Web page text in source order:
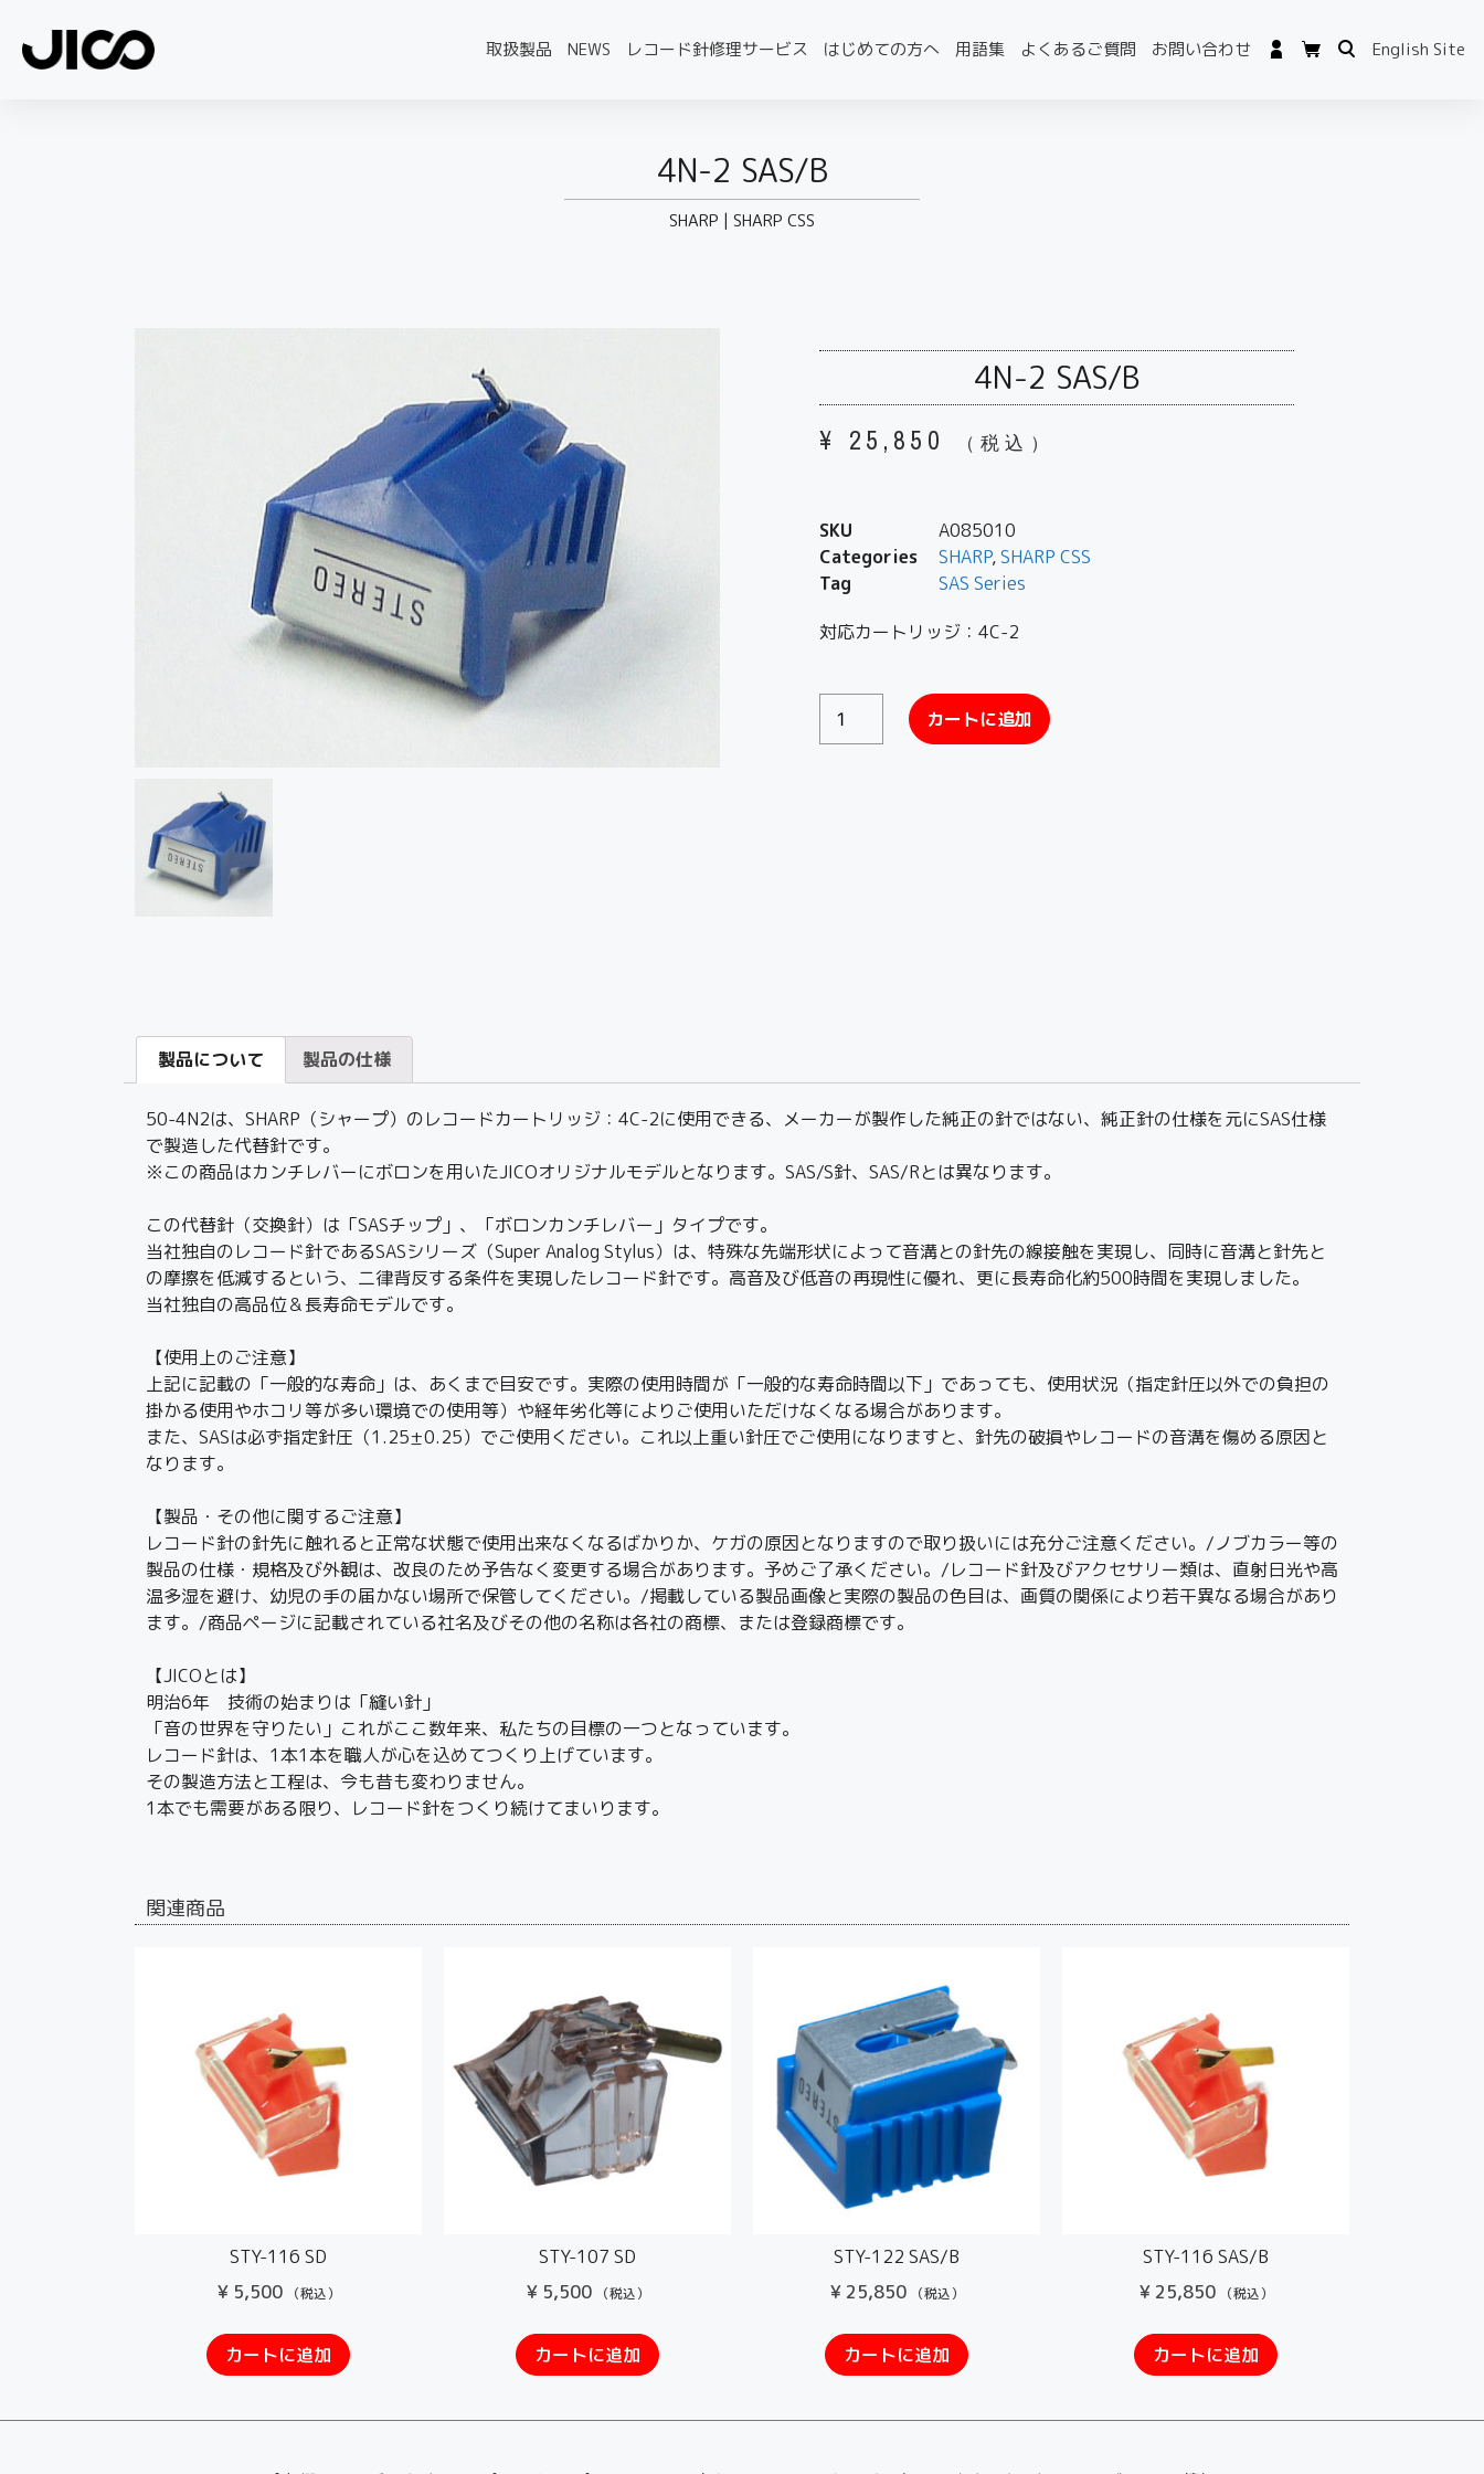
取扱製品 NEWS レコード針修理サービス はじめての方へ 用語集 よくあるご質問 お問い合わせ English Site
4N-2 SAS/B
SHARP | SHARP CSS
4N-2 SAS/B
¥ 25,850 （税込）
SKU
A085010
Categories
SHARP,SHARP CSS
Tag
SAS Series
対応カートリッジ：4C-2
カートに追加
製品について 製品の仕様
50-4N2は、SHARP（シャープ）のレコードカートリッジ：4C-2に使用できる、メーカーが製作した純正の針ではない、純正針の仕様を元にSAS仕様
で製造した代替針です。
※この商品はカンチレバーにボロンを用いたJICOオリジナルモデルとなります。SAS/S針、SAS/Rとは異なります。
この代替針（交換針）は「SASチップ」、「ボロンカンチレバー」タイプです。
当社独自のレコード針であるSASシリーズ（Super Analog Stylus）は、特殊な先端形状によって音溝との針先の線接触を実現し、同時に音溝と針先と
の摩擦を低減するという、二律背反する条件を実現したレコード針です。高音及び低音の再現性に優れ、更に長寿命化約500時間を実現しました。
当社独自の高品位＆長寿命モデルです。
【使用上のご注意】
上記に記載の「一般的な寿命」は、あくまで目安です。実際の使用時間が「一般的な寿命時間以下」であっても、使用状況（指定針圧以外での負担の
掛かる使用やホコリ等が多い環境での使用等）や経年劣化等によりご使用いただけなくなる場合があります。
また、SASは必ず指定針圧（1.25±0.25）でご使用ください。これ以上重い針圧でご使用になりますと、針先の破損やレコードの音溝を傷める原因と
なります。
【製品・その他に関するご注意】
レコード針の針先に触れると正常な状態で使用出来なくなるばかりか、ケガの原因となりますので取り扱いには充分ご注意ください。/ノブカラー等の
製品の仕様・規格及び外観は、改良のため予告なく変更する場合があります。予めご了承ください。/レコード針及びアクセサリー類は、直射日光や高
温多湿を避け、幼児の手の届かない場所で保管してください。/掲載している製品画像と実際の製品の色目は、画質の関係により若干異なる場合があり
ます。/商品ページに記載されている社名及びその他の名称は各社の商標、または登録商標です。
【JICOとは】
明治6年 技術の始まりは「縫い針」
「音の世界を守りたい」これがここ数年来、私たちの目標の一つとなっています。
レコード針は、1本1本を職人が心を込めてつくり上げています。
その製造方法と工程は、今も昔も変わりません。
1本でも需要がある限り、レコード針をつくり続けてまいります。
関連商品
STY-116 SD
¥5,500 （税込）
カートに追加
STY-107 SD
¥5,500 （税込）
カートに追加
STY-122 SAS/B
¥25,850 （税込）
カートに追加
STY-116 SAS/B
¥25,850 （税込）
カートに追加